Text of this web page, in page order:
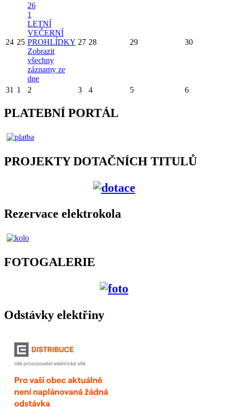
24 25
26
1
LETNÍ
VEČERNÍ
PROHLÍDKY
Zobrazit
všechny
záznamy ze
dne
27 28 29 30
31 1 2 3 4 5 6
PLATEBNÍ PORTÁL
PROJEKTY DOTAČNÍCH TITULŮ
Rezervace elektrokola
FOTOGALERIE
Odstávky elektřiny